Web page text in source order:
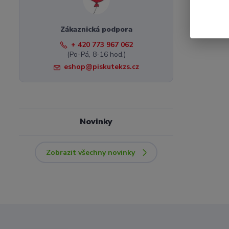
Zákaznická podpora
+ 420 773 967 062
(Po-Pá, 8-16 hod.)
eshop@piskutekzs.cz
Novinky
Zobrazit všechny novinky